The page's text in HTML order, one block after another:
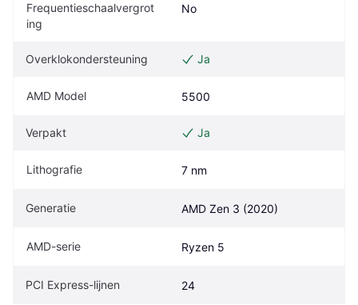
Frequentieschaalvergrot
ing
No
Overklokondersteuning Ja
AMD Model 5500
Verpakt Ja
Lithografie 7 nm
Generatie AMD Zen 3 (2020)
AMD-serie Ryzen 5
PCI Express-lijnen 24